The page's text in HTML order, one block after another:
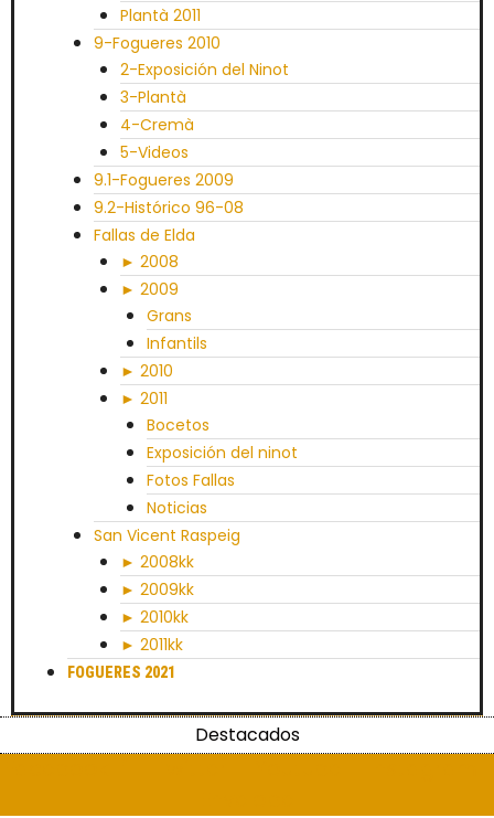
Plantà 2011
9-Fogueres 2010
2-Exposición del Ninot
3-Plantà
4-Cremà
5-Videos
9.1-Fogueres 2009
9.2-Histórico 96-08
Fallas de Elda
► 2008
► 2009
Grans
Infantils
► 2010
► 2011
Bocetos
Exposición del ninot
Fotos Fallas
Noticias
San Vicent Raspeig
► 2008kk
► 2009kk
► 2010kk
► 2011kk
FOGUERES 2021
Destacados